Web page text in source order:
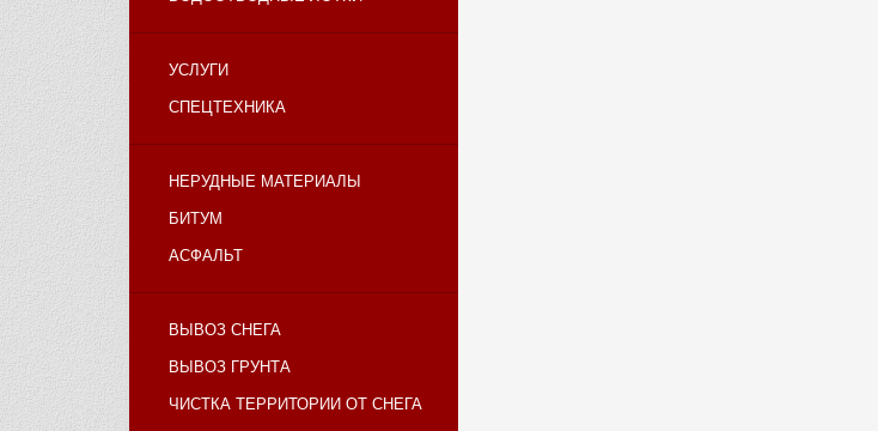
УСЛУГИ
СПЕЦТЕХНИКА
НЕРУДНЫЕ МАТЕРИАЛЫ
БИТУМ
АСФАЛЬТ
ВЫВОЗ СНЕГА
ВЫВОЗ ГРУНТА
ЧИСТКА ТЕРРИТОРИИ ОТ СНЕГА